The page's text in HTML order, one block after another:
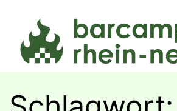
Inhalt
springen